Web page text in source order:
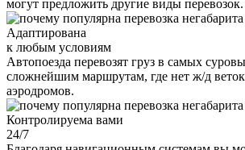
могут предложить другие виды перевозок.
Адаптирована
к любым условиям
Автопоезда перевозят груз в самых
сложнейшим маршрутам, где нет ж/д
аэродромов.
Контролируема вами
24/7